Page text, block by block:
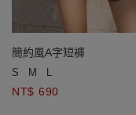
簡約風A字短褲
S M L
NT$ 690